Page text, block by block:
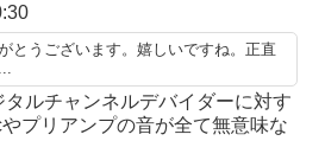
とうございます。嬉しいですね。正直
ルチャンネルデバイダーに対す
プリアンプの音が全て無意味な